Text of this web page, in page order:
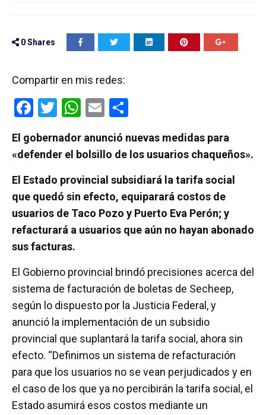
0Shares
Compartir en mis redes:
F
ce
b
o
o
k
T
tt
er
W
at
s
A
p
p
E
ail m
p
ar
tir
El gobernador anunció nuevas medidas para
«defender el bolsillo de los usuarios chaqueños».
El Estado provincial subsidiará la tarifa social
que quedó sin efecto, equiparará costos de
usuarios de Taco Pozo y Puerto Eva Perón; y
refacturará a usuarios que aún no hayan abonado
sus facturas.
El Gobierno provincial brindó precisiones acerca del
sistema de facturación de boletas de Secheep,
según lo dispuesto por la Justicia Federal, y
anunció la implementación de un subsidio
provincial que suplantará la tarifa social, ahora sin
efecto. “Definimos un sistema de refacturación
para que los usuarios no se vean perjudicados y en
el caso de los que ya no percibirán la tarifa social, el
Estado asumirá esos costos mediante un